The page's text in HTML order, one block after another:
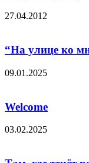
27.04.2012
“На улице ко
09.01.2025
Welcome
03.02.2025